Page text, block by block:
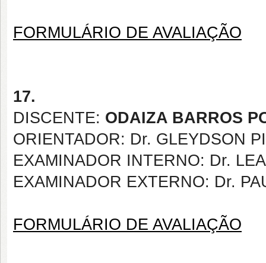
FORMULÁRIO DE AVALIAÇÃO
17.
DISCENTE: ODAIZA BARROS
ORIENTADOR: Dr. GLEYDSON
EXAMINADOR INTERNO: Dr.
EXAMINADOR EXTERNO: Dr.
FORMULÁRIO DE AVALIAÇÃO